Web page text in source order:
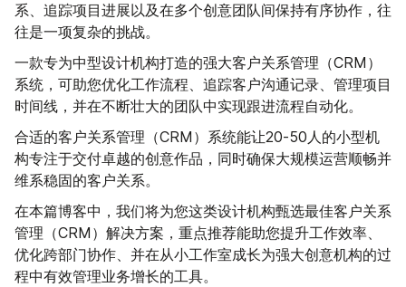
系、追踪项目进展以及在多个创意团队间保持有序协作，往
往是一项复杂的挑战。
一款专为中型设计机构打造的强大客户关系管理（CRM）
系统，可助您优化工作流程、追踪客户沟通记录、管理项目
时间线，并在不断壮大的团队中实现跟进流程自动化。
合适的客户关系管理（CRM）系统能让20-50人的小型机
构专注于交付卓越的创意作品，同时确保大规模运营顺畅并
维系稳固的客户关系。
在本篇博客中，我们将为您这类设计机构甄选最佳客户关系
管理（CRM）解决方案，重点推荐能助您提升工作效率、
优化跨部门协作、并在从小工作室成长为强大创意机构的过
程中有效管理业务增长的工具。